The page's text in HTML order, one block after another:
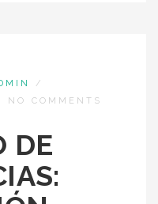
/
NO COMMENTS
DE